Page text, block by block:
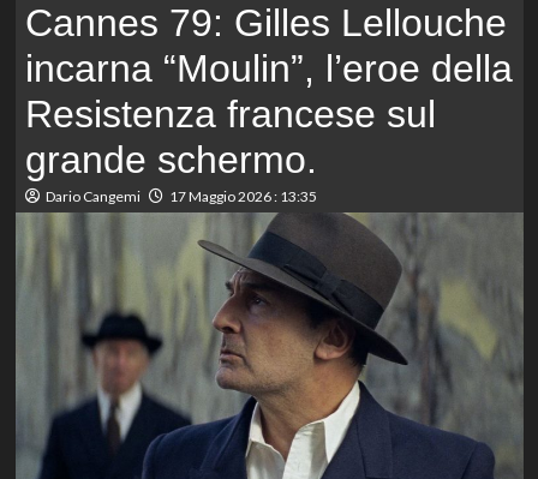
Cannes 79: Gilles Lellouche
incarna “Moulin”, l’eroe della
Resistenza francese sul
grande schermo.
Dario Cangemi 17 Maggio 2026 : 13:35